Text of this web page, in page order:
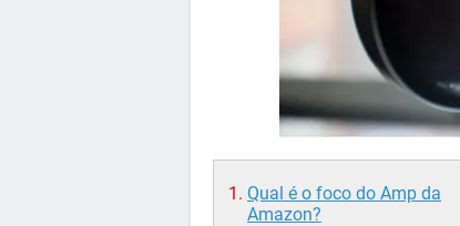
Qual é o foco do Amp da
Amazon?